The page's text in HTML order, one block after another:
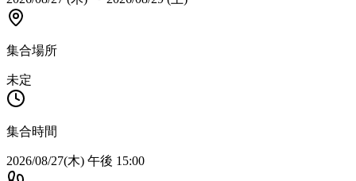
集合場所
未定
集合時間
2026/08/27(木) 午後 15:00